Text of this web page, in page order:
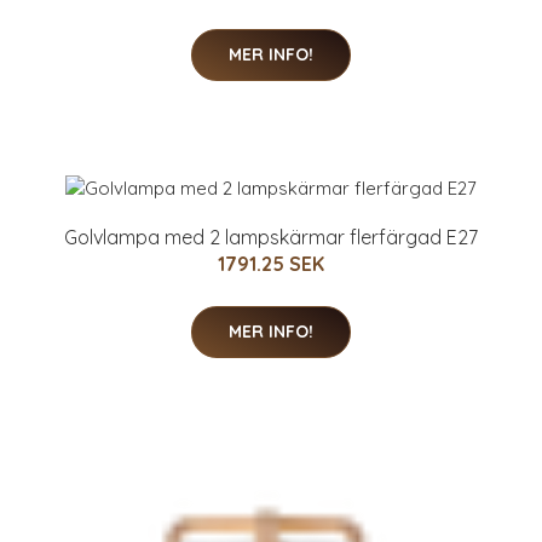
MER INFO!
Golvlampa med 2 lampskärmar flerfärgad E27
1791.25 SEK
MER INFO!